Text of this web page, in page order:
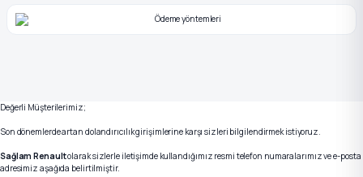
Değerli Müşterilerimiz;
Son dönemlerde artan dolandırıcılık girişimlerine karşı sizleri bilgilendirmek istiyoruz.
Sağlam Renaultolarak sizlerle iletişimde kullandığımız resmi telefon numaralarımız ve e-posta
adresimiz aşağıda belirtilmiştir.